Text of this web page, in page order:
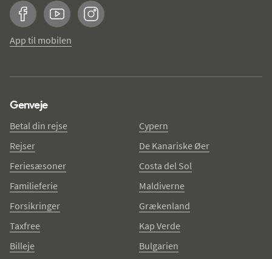
FacebookYouTubeInstagram
App til mobilen
Genveje
Betal din rejse
Rejser
Feriesæsoner
Familieferie
Forsikringer
Taxfree
Billeje
Cypern
De Kanariske Øer
Costa del Sol
Maldiverne
Grækenland
Kap Verde
Bulgarien